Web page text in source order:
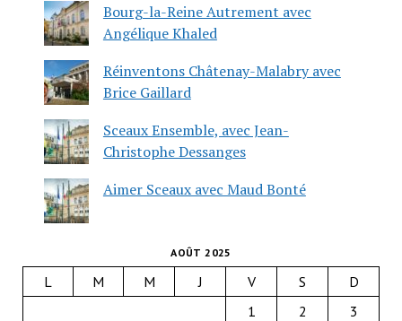
Bourg-la-Reine Autrement avec
Angélique Khaled
Réinventons Châtenay-Malabry avec
Brice Gaillard
Sceaux Ensemble, avec Jean-
Christophe Dessanges
Aimer Sceaux avec Maud Bonté
AOÛT 2025
L M M J V S
D
1
2
3